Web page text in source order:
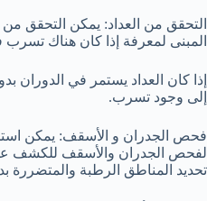
التحقق من العداد: يمكن التحقق من
المبنى لمعرفة إذا كان هناك تسرب
إذا كان العداد يستمر في الدوران
إلى وجود تسرب.
فحص الجدران و الأسقف: يمكن
لفحص الجدران والأسقف للكشف
تحديد المناطق الرطبة والمتضررة